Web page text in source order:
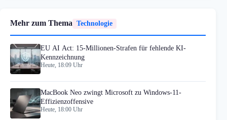
Mehr zum Thema Technologie
EU AI Act: 15-Millionen-Strafen für fehlende KI-
Kennzeichnung
Heute, 18:09 Uhr
MacBook Neo zwingt Microsoft zu Windows-11-
Effizienzoffensive
Heute, 18:00 Uhr